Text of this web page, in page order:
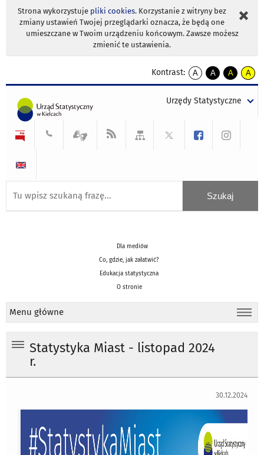
Strona wykorzystuje pliki cookies. Korzystanie z witryny bez
zmiany ustawień Twojej przeglądarki oznacza, że będą one
umieszczane w Twoim urządzeniu końcowym. Zawsze możesz
zmienić te ustawienia.
Kontrast:
A
kontrast
A
kontrast
tekst
czarnym
A
kontrast
tekst
czarnym
A
tekst
żółtym
Urzędy Statystyczne
Dla mediów
Co, gdzie, jak załatwić?
Edukacja statystyczna
O stronie
Menu główne
Statystyka Miast - listopad 2024
r.
30.12.2024